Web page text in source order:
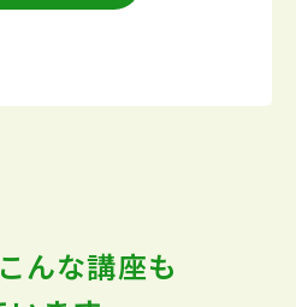
んな講座も